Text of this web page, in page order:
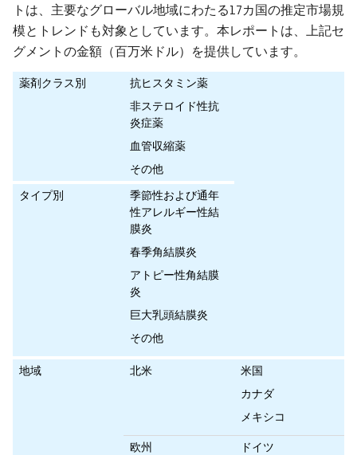
トは、主要なグローバル地域にわたる17カ国の推定市場規
模とトレンドも対象としています。本レポートは、上記セ
グメントの金額（百万米ドル）を提供しています。
薬剤クラス別
抗ヒスタミン薬
非ステロイド性抗
炎症薬
血管収縮薬
その他
タイプ別
季節性および通年
性アレルギー性結
膜炎
春季角結膜炎
アトピー性角結膜
炎
巨大乳頭結膜炎
その他
地域 北米
米国
カナダ
メキシコ
欧州
ドイツ